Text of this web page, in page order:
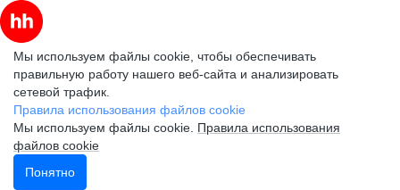
Мы используем файлы cookie, чтобы обеспечивать
правильную работу нашего веб-сайта и анализировать
сетевой трафик.
Правила использования файлов cookie
Мы используем файлы cookie. Правила использования
файлов cookie
Понятно